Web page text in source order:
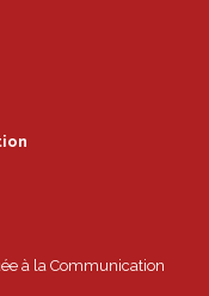
à la Communication